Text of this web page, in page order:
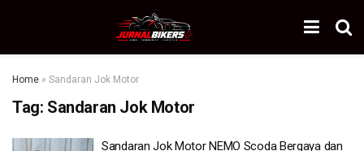
Home » Sandaran Jok Motor
Tag: Sandaran Jok Motor
Sandaran Jok Motor NEMO Scoda Bergaya dan